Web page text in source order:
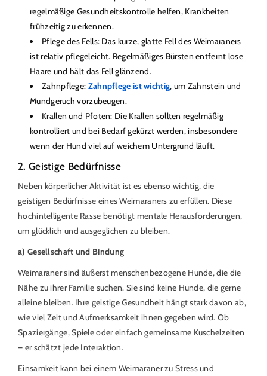
regelmäßige Gesundheitskontrolle helfen, Krankheiten
frühzeitig zu erkennen.
Pflege des Fells: Das kurze, glatte Fell des Weimaraners
ist relativ pflegeleicht. Regelmäßiges Bürsten entfernt lose
Haare und hält das Fell glänzend.
Zahnpflege: Zahnpflege ist wichtig, um Zahnstein und
Mundgeruch vorzubeugen.
Krallen und Pfoten: Die Krallen sollten regelmäßig
kontrolliert und bei Bedarf gekürzt werden, insbesondere
wenn der Hund viel auf weichem Untergrund läuft.
2. Geistige Bedürfnisse
Neben körperlicher Aktivität ist es ebenso wichtig, die
geistigen Bedürfnisse eines Weimaraners zu erfüllen. Diese
hochintelligente Rasse benötigt mentale Herausforderungen,
um glücklich und ausgeglichen zu bleiben.
a) Gesellschaft und Bindung
Weimaraner sind äußerst menschenbezogene Hunde, die die
Nähe zu ihrer Familie suchen. Sie sind keine Hunde, die gerne
alleine bleiben. Ihre geistige Gesundheit hängt stark davon ab,
wie viel Zeit und Aufmerksamkeit ihnen gegeben wird. Ob
Spaziergänge, Spiele oder einfach gemeinsame Kuschelzeiten
– er schätzt jede Interaktion.
Einsamkeit kann bei einem Weimaraner zu Stress und